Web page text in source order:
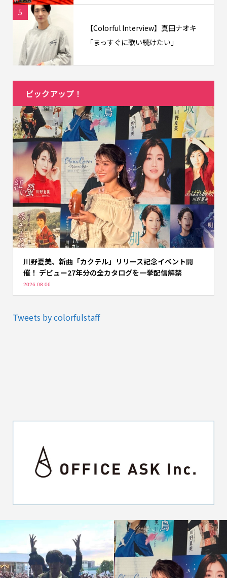
5
【Colorful Interview】真田ナオキ
「まっすぐに歌い続けたい」
ピックアップ！
川野夏美、新曲「カクテル」リリース記念イベント開
催！ デビュー27年分の全カタログを一挙配信解禁
2026.08.06
Tweets by colorfulstaff